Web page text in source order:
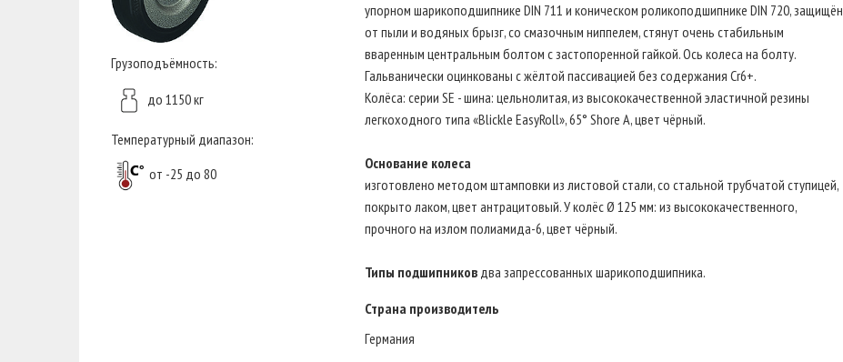
Грузоподъёмность:
до 1150 кг
Температурный диапазон:
от -25 до 80
упорном шарикоподшипнике DIN 711 и коническом роликоподшипнике DIN 720, защищён
от пыли и водяных брызг, со смазочным ниппелем, стянут очень стабильным
вваренным центральным болтом с застопоренной гайкой. Ось колеса на болту.
Гальванически оцинкованы с жёлтой пассивацией без содержания Cr6+.
Колёса: серии SE - шина: цельнолитая, из высококачественной эластичной резины
легкоходного типа «Blickle EasyRoll», 65° Shore A, цвет чёрный.
Основание колеса
изготовлено методом штамповки из листовой стали, со стальной трубчатой ступицей,
покрыто лаком, цвет антрацитовый. У колёс Ø 125 мм: из высококачественного,
прочного на излом полиамида-6, цвет чёрный.
Типы подшипников два запрессованных шарикоподшипника.
Страна производитель
Германия